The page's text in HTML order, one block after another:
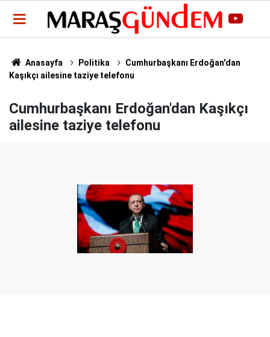
Anasayfa Politika
Cumhurbaşkanı Erdoğan'dan
Kaşıkçı ailesine taziye telefonu
Cumhurbaşkanı Erdoğan'dan Kaşıkçı
ailesine taziye telefonu